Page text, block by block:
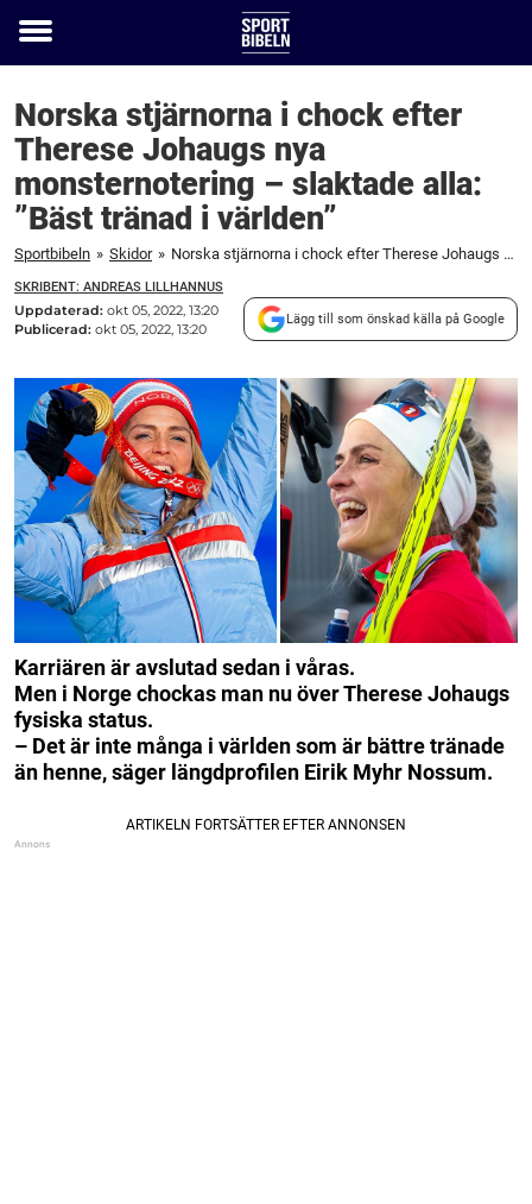
Toggle
Norska stjärnorna i chock efter
Therese Johaugs nya
monsternotering – slaktade alla:
”Bäst tränad i världen”
Sportbibeln » Skidor » Norska stjärnorna i chock efter Therese Johaugs nya monsternotering – slaktade alla: ”Bäst tränad i världen”
SKRIBENT: ANDREAS LILLHANNUS
Uppdaterad: okt 05, 2022, 13:20
Publicerad: okt 05, 2022, 13:20
Lägg till som önskad källa på Google
Karriären är avslutad sedan i våras.
Men i Norge chockas man nu över Therese Johaugs
fysiska status.
– Det är inte många i världen som är bättre tränade
än henne, säger längdprofilen Eirik Myhr Nossum.